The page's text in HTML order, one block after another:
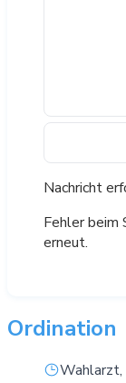
Nachricht
Fehler beim
erneut.
Ordination
Wahlarzt,